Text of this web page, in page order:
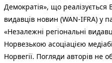
Демократія», що реалізується
видавців новин (WAN-IFRA) у
«Незалежні регіональні
Норвезькою асоціацією
Норвегії. Погляди авторів не